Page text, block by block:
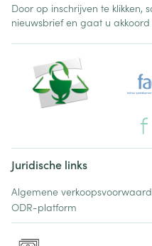
Door op inschrijven te klikken,
nieuwsbrief en gaat u
Juridische links
Algemene
ODR-platform